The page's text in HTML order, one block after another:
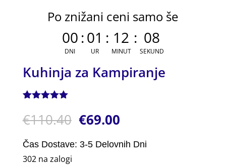
Po znižani ceni samo še
00
DNI
:01
UR
: 12
MINUT
: 08
SEKUND
Kuhinja za Kampiranje
5.00 od 5
na podlagi
stranke
€110.40 €69.00
Čas Dostave: 3-5 Delovnih Dni
302 na zalogi